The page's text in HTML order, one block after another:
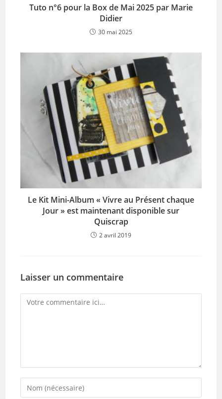
Tuto n°6 pour la Box de Mai 2025 par Marie
Didier
30 mai 2025
Le Kit Mini-Album « Vivre au Présent chaque
Jour » est maintenant disponible sur
Quiscrap
2 avril 2019
Laisser un commentaire
Comment
Enter
your